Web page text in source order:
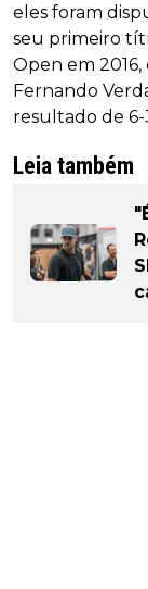
eles foram
seu primeiro
Open em
Fernando
resultado de 6-
Leia também